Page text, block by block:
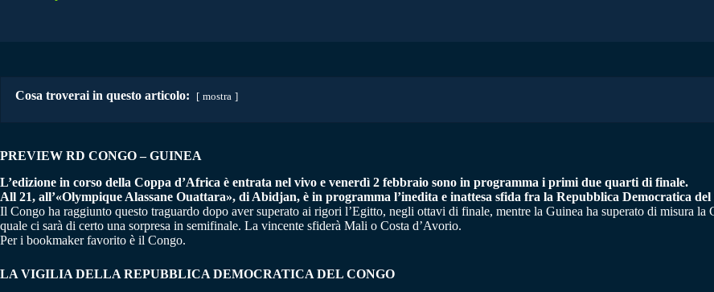
Cosa troverai in questo articolo: mostra
PREVIEW RD CONGO – GUINEA
L’edizione in corso della Coppa d’Africa è entrata nel vivo e venerdì 2 febbraio sono in programma i primi due quarti di finale.
All 21, all’«Olympique Alassane Ouattara», di Abidjan, è in programma l’inedita e inattesa sfida fra la Repubblica Democratica del
Il Congo ha raggiunto questo traguardo dopo aver superato ai rigori l’Egitto, negli ottavi di finale, mentre la Guinea ha superato di misura
quale ci sarà di certo una sorpresa in semifinale. La vincente sfiderà Mali o Costa d’Avorio.
Per i bookmaker favorito è il Congo.
LA VIGILIA DELLA REPUBBLICA DEMOCRATICA DEL CONGO